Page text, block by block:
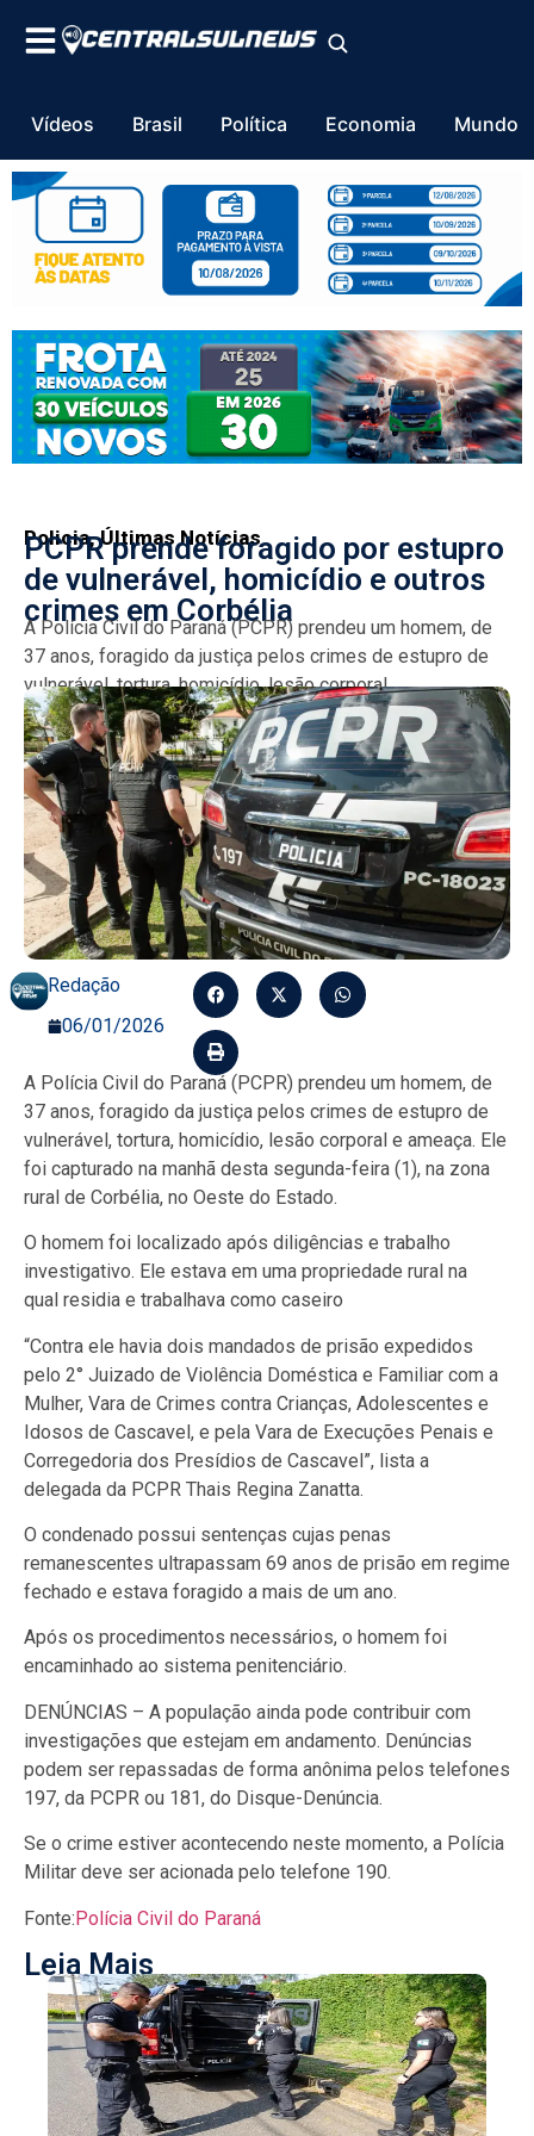
Vídeos Brasil Política Economia Mundo
Policia,Últimas Notícias
PCPR prende foragido por estupro
de vulnerável, homicídio e outros
crimes em Corbélia
A Polícia Civil do Paraná (PCPR) prendeu um homem, de
37 anos, foragido da justiça pelos crimes de estupro de
vulnerável, tortura, homicídio, lesão corporal...
Redação
06/01/2026
A Polícia Civil do Paraná (PCPR) prendeu um homem, de
37 anos, foragido da justiça pelos crimes de estupro de
vulnerável, tortura, homicídio, lesão corporal e ameaça. Ele
foi capturado na manhã desta segunda-feira (1), na zona
rural de Corbélia, no Oeste do Estado.
O homem foi localizado após diligências e trabalho
investigativo. Ele estava em uma propriedade rural na
qual residia e trabalhava como caseiro
“Contra ele havia dois mandados de prisão expedidos
pelo 2° Juizado de Violência Doméstica e Familiar com a
Mulher, Vara de Crimes contra Crianças, Adolescentes e
Idosos de Cascavel, e pela Vara de Execuções Penais e
Corregedoria dos Presídios de Cascavel”, lista a
delegada da PCPR Thais Regina Zanatta.
O condenado possui sentenças cujas penas
remanescentes ultrapassam 69 anos de prisão em regime
fechado e estava foragido a mais de um ano.
Após os procedimentos necessários, o homem foi
encaminhado ao sistema penitenciário.
DENÚNCIAS – A população ainda pode contribuir com
investigações que estejam em andamento. Denúncias
podem ser repassadas de forma anônima pelos telefones
197, da PCPR ou 181, do Disque-Denúncia.
Se o crime estiver acontecendo neste momento, a Polícia
Militar deve ser acionada pelo telefone 190.
Fonte:Polícia Civil do Paraná
Leia Mais